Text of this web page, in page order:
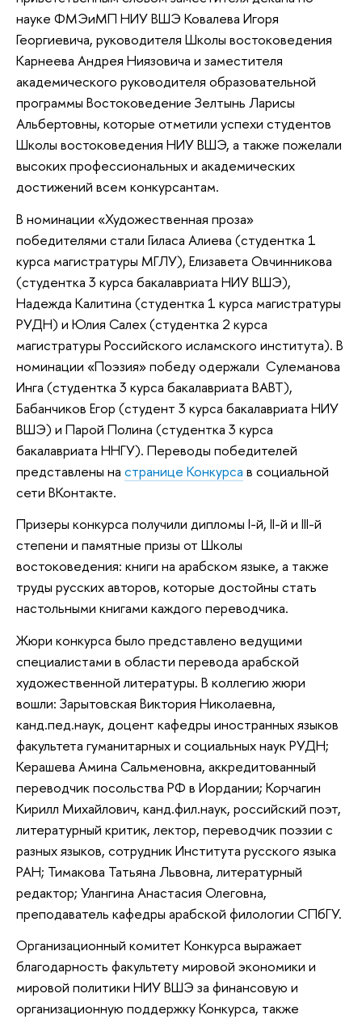
науке ФМЭиМП НИУ ВШЭ Ковалева Игоря
Георгиевича, руководителя Школы востоковедения
Карнеева Андрея Ниязовича и заместителя
академического руководителя образовательной
программы Востоковедение Зелтынь Ларисы
Альбертовны, которые отметили успехи студентов
Школы востоковедения НИУ ВШЭ, а также пожелали
высоких профессиональных и академических
достижений всем конкурсантам.
В номинации «Художественная проза»
победителями стали Гиласа Алиева (студентка 1
курса магистратуры МГЛУ), Елизавета Овчинникова
(студентка 3 курса бакалавриата НИУ ВШЭ),
Надежда Калитина (студентка 1 курса магистратуры
РУДН) и Юлия Салех (студентка 2 курса
магистратуры Российского исламского института). В
номинации «Поэзия» победу одержали Сулеманова
Инга (студентка 3 курса бакалавриата ВАВТ),
Бабанчиков Егор (студент 3 курса бакалавриата НИУ
ВШЭ) и Парой Полина (студентка 3 курса
бакалавриата ННГУ). Переводы победителей
представлены на странице Конкурса в социальной
сети ВКонтакте.
Призеры конкурса получили дипломы I-й, II-й и III-й
степени и памятные призы от Школы
востоковедения: книги на арабском языке, а также
труды русских авторов, которые достойны стать
настольными книгами каждого переводчика.
Жюри конкурса было представлено ведущими
специалистами в области перевода арабской
художественной литературы. В коллегию жюри
вошли: Зарытовская Виктория Николаевна,
канд.пед.наук, доцент кафедры иностранных языков
факультета гуманитарных и социальных наук РУДН;
Керашева Амина Сальменовна, аккредитованный
переводчик посольства РФ в Иордании; Корчагин
Кирилл Михайлович, канд.фил.наук, российский поэт,
литературный критик, лектор, переводчик поэзии с
разных языков, сотрудник Института русского языка
РАН; Тимакова Татьяна Львовна, литературный
редактор; Улангина Анастасия Олеговна,
преподаватель кафедры арабской филологии СПбГУ.
Организационный комитет Конкурса выражает
благодарность факультету мировой экономики и
мировой политики НИУ ВШЭ за финансовую и
организационную поддержку Конкурса, также